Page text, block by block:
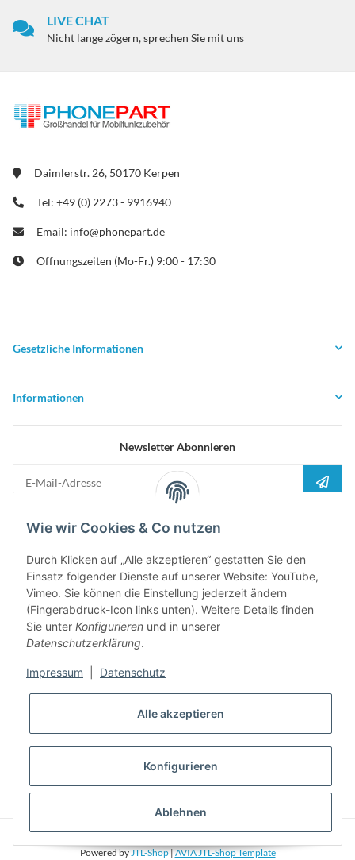
Wie wir Cookies & Co nutzen
Durch Klicken auf „Alle akzeptieren“ gestatten Sie den
Einsatz folgender Dienste auf unserer Website: YouTube,
Vimeo. Sie können die Einstellung jederzeit ändern
(Fingerabdruck-Icon links unten). Weitere Details finden
Sie unter Konfigurieren und in unserer
Datenschutzerklärung.
Impressum Datenschutz
Alle akzeptieren
Konfigurieren
Ablehnen
LIVE CHAT
Nicht lange zögern, sprechen Sie mit uns
Daimlerstr. 26, 50170 Kerpen
Tel: +49 (0) 2273 - 9916940
Email: info@phonepart.de
Öffnungszeiten (Mo-Fr.) 9:00 - 17:30
Gesetzliche Informationen
Informationen
Newsletter Abonnieren
Bitte senden Sie mir entsprechend Ihrer
jederzeit widerruflich Informationen zu Ihrem Produktsortiment per E-Mail zu.
Newsletter abonieren und5%Rabatt-Guschein erhalten. Für Ihren
nächsten Einkauf. Den Gutschein erhalten Sie per Email nach der
erfolgreichen Bestätigung Ihrer Email-Adresse
* Alle Preise inkl. gesetzlicher USt., zzgl.Versand
Powered byJTL-Shop|AVIA JTL-Shop Template